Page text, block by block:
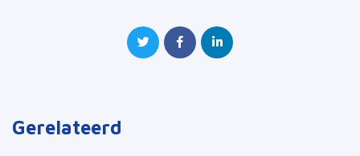
Gerelateerd